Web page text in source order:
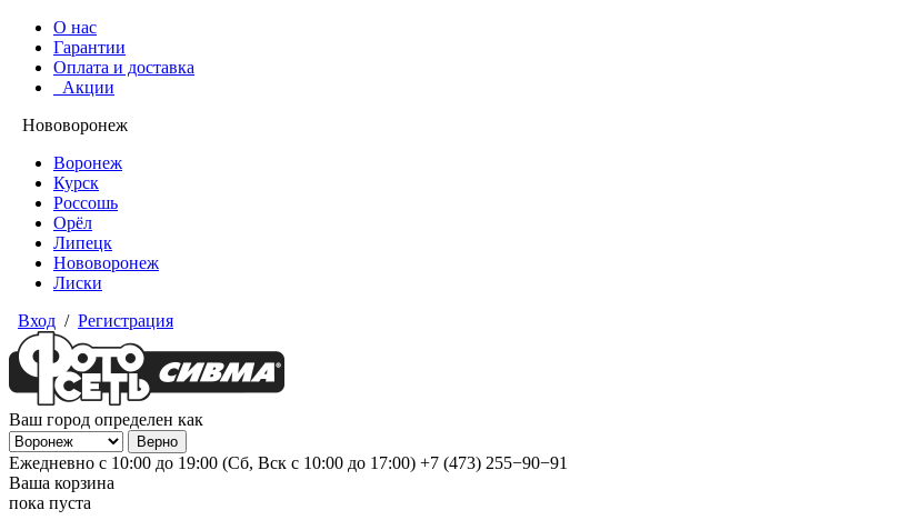
О нас
Гарантии
Оплата и доставка
Акции
Нововоронеж
Воронеж
Курск
Россошь
Орёл
Липецк
Нововоронеж
Лиски
Вход / Регистрация
Ваш город определен как
Ежедневно с 10:00 до 19:00 (Сб, Вск с 10:00 до 17:00) +7 (473) 255−90−91
Ваша корзина
пока пуста